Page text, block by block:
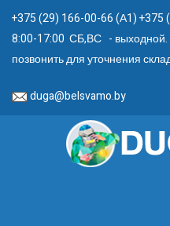
+375 (29) 166-00-66 (А1)
8:00-17:00 СБ,ВС - выходной.
позвонить для уточнения
duga@belsvamo.by